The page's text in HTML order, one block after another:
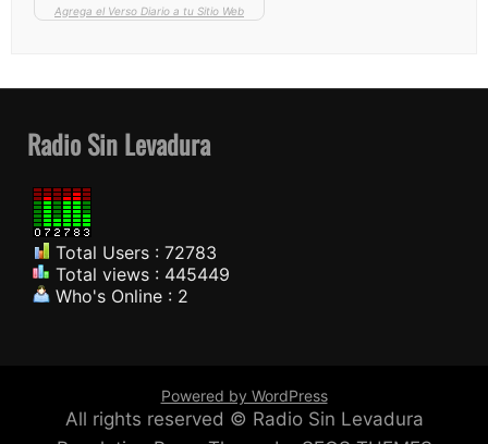
Agrega el Verso Diario a tu Sitio Web
Radio Sin Levadura
Total Users : 72783
Total views : 445449
Who's Online : 2
Powered by WordPress
All rights reserved © Radio Sin Levadura